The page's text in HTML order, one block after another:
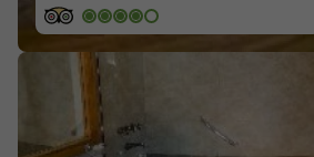
Blog TopViagens
Área de Cliente